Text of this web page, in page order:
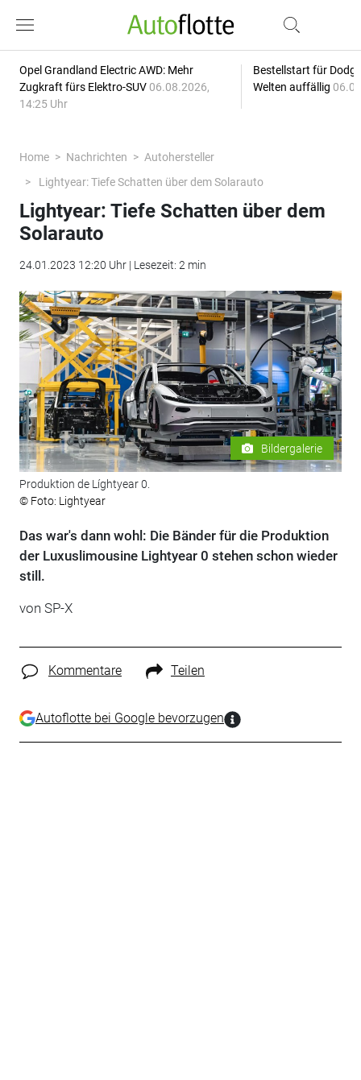
Opel Grandland Electric AWD: Mehr
Zugkraft fürs Elektro-SUV 06.08.2026,
14:25 Uhr
Bestellstart für
Welten auffällig
Home Nachrichten
Autohersteller
Lightyear: Tiefe Schatten über dem Solarauto
Lightyear: Tiefe Schatten über dem
Solarauto
24.01.2023 12:20 Uhr | Lesezeit: 2 min
Bildergalerie
Produktion de Líghtyear 0.
© Foto: Lightyear
Das war's dann wohl: Die Bänder für die Produktion
der Luxuslimousine Lightyear 0 stehen schon wieder
still.
von SP-X
Kommentare Teilen
Autoflotte bei Google bevorzugen